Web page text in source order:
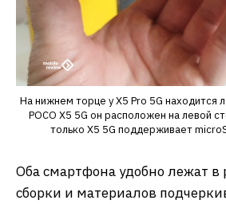
На нижнем торце у Х5 Pro 5G находится
POCO X5 5G он расположен на левой
только X5 5G поддерживает
Оба смартфона удобно лежат в
сборки и материалов